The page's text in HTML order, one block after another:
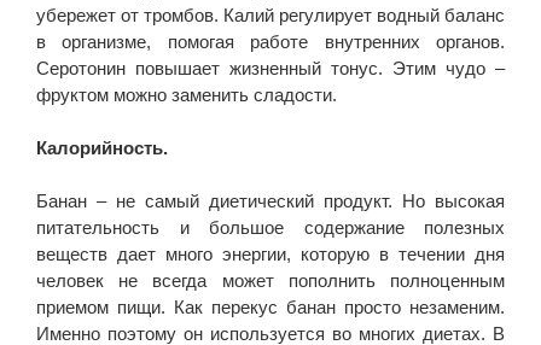
убережет от тромбов. Калий регулирует водный баланс
в организме, помогая работе внутренних органов.
Серотонин повышает жизненный тонус. Этим чудо –
фруктом можно заменить сладости.
Калорийность.
Банан – не самый диетический продукт. Но высокая
питательность и большое содержание полезных
веществ дает много энергии, которую в течении дня
человек не всегда может пополнить полноценным
приемом пищи. Как перекус банан просто незаменим.
Именно поэтому он используется во многих диетах. В